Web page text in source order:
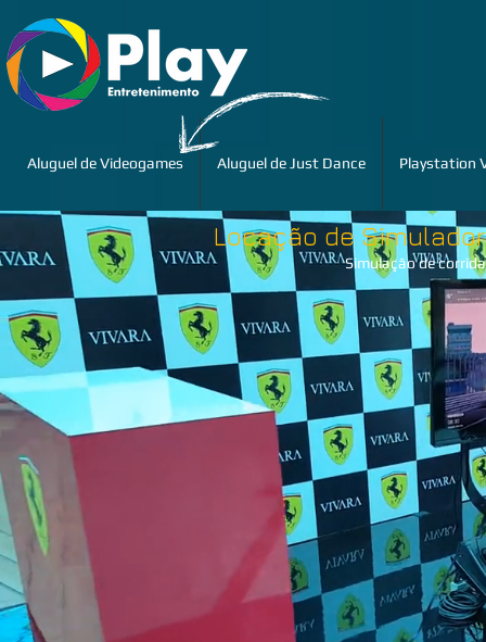
Aluguel de Videogames Aluguel de Just Dance Playstation
Locação de Simulador
Simulação de